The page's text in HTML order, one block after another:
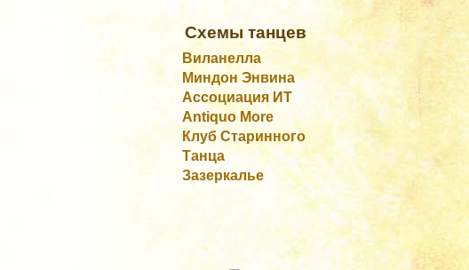
Схемы танцев
Виланелла
Миндон Энвина
Ассоциация ИТ
Antiquo More
Клуб Старинного
Танца
Зазеркалье